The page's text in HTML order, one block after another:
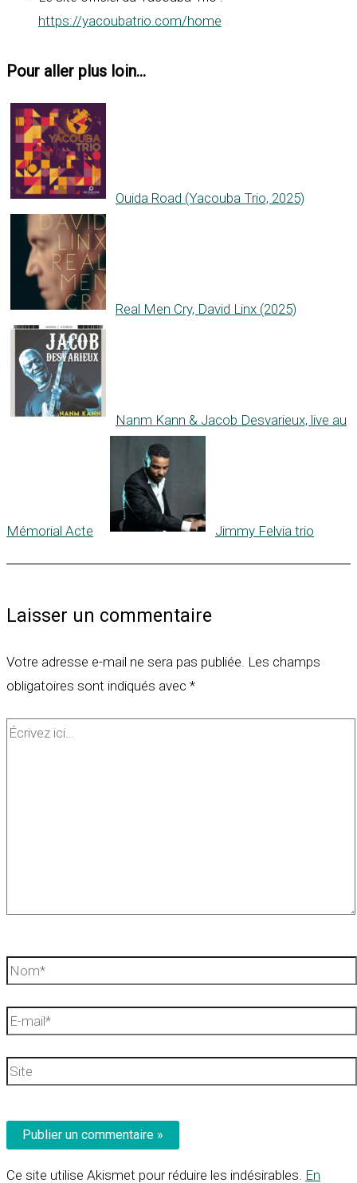
https://yacoubatrio.com/home
Pour aller plus loin...
Ouida Road (Yacouba Trio, 2025)
Real Men Cry, David Linx (2025)
Nanm Kann & Jacob Desvarieux, live au
Mémorial Acte Jimmy Felvia trio
Laisser un commentaire
Votre adresse e-mail ne sera pas publiée. Les champs
obligatoires sont indiqués avec *
Écrivez
Nom*
E-
Site
Ce site utilise Akismet pour réduire les indésirables. En